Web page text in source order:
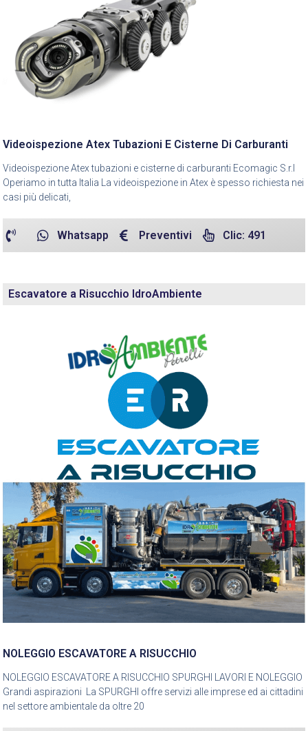
Videoispezione Atex Tubazioni E Cisterne Di Carburanti
Videoispezione Atex tubazioni e cisterne di carburanti Ecomagic S.r.l
Operiamo in tutta Italia La videoispezione in Atex è spesso richiesta nei
casi più delicati,
Whatsapp Preventivi Clic: 491
Escavatore a Risucchio IdroAmbiente
NOLEGGIO ESCAVATORE A RISUCCHIO
NOLEGGIO ESCAVATORE A RISUCCHIO SPURGHI LAVORI E NOLEGGIO
Grandi aspirazioni La SPURGHI offre servizi alle imprese ed ai cittadini
nel settore ambientale da oltre 20